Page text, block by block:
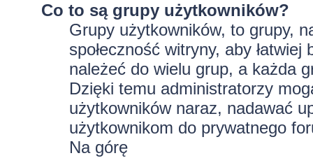
Co to są grupy użytkowników?
Grupy użytkowników, to grupy,
społeczność witryny, aby
należeć do wielu grup, a każda
Dzięki temu administratorzy
użytkowników naraz, nadawać
użytkownikom do prywatnego
Na górę